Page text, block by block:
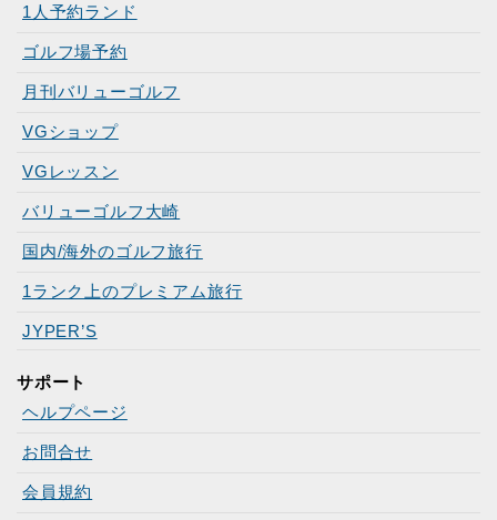
1人予約ランド
ゴルフ場予約
月刊バリューゴルフ
VGショップ
VGレッスン
バリューゴルフ大崎
国内/海外のゴルフ旅行
1ランク上のプレミアム旅行
JYPER’S
サポート
ヘルプページ
お問合せ
会員規約